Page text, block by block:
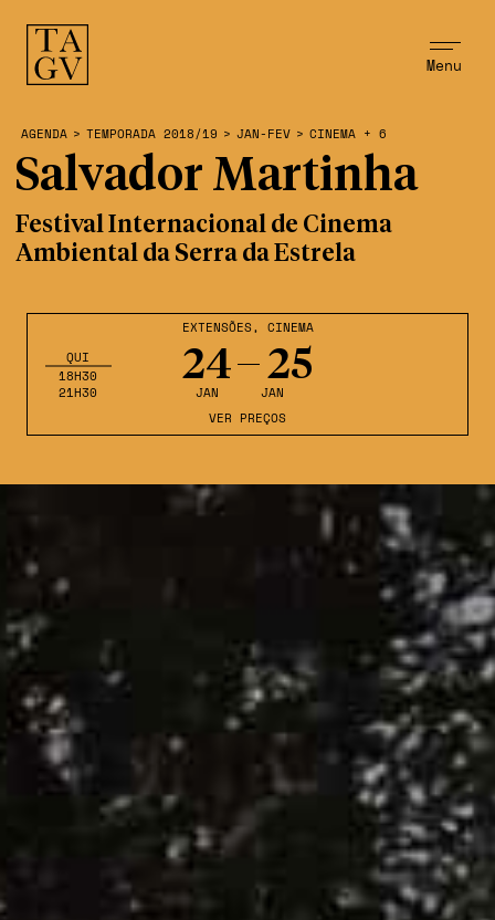
Menu
EXTENSÕES, CINEMA
24
JAN
25
JAN
QUI
18H30
21H30
VER PREÇOS
AGENDA > TEMPORADA 2018/19 > JAN-FEV > CINEMA + 6
Salvador Martinha
Festival Internacional de Cinema
Ambiental da Serra da Estrela